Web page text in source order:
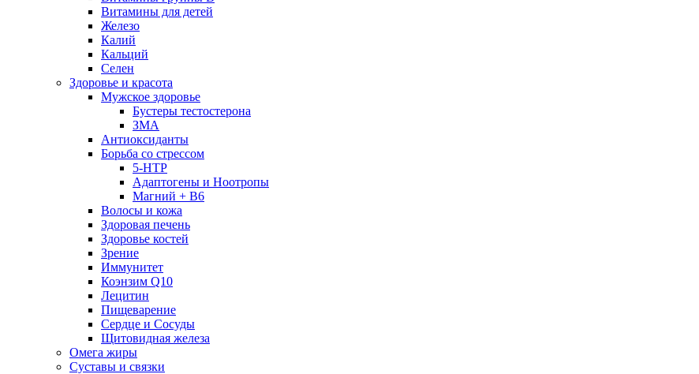
Витамины для детей
Железо
Калий
Кальций
Селен
Здоровье и красота
Мужское здоровье
Бустеры тестостерона
ЗМА
Антиоксиданты
Борьба со стрессом
5-HTP
Адаптогены и Ноотропы
Магний + В6
Волосы и кожа
Здоровая печень
Здоровье костей
Зрение
Иммунитет
Коэнзим Q10
Лецитин
Пищеварение
Сердце и Сосуды
Щитовидная железа
Омега жиры
Суставы и связки